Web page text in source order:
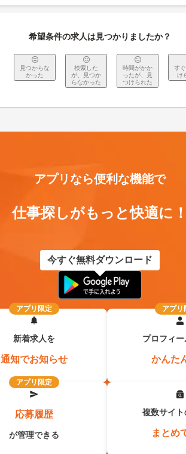
希望条件の求人は見つかりましたか？
見つからな
かった
検索した
が、見つか
らなかった
時間がかか
ったが、見
つけられた
す
け
アプリなら便利な機能で
仕事探しがもっと快適に
今すぐ無料ダウンロード
アプリ限定
新着求人を
通知でお知らせ
アプリ
プロフィ
かんた
アプリ限定
応募履歴
が管理できる
複数サイ
まとめ